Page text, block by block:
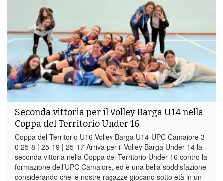
Seconda vittoria per il Volley Barga U14 nella
Coppa del Territorio Under 16
Coppa del Territorio U16 Volley Barga U14-UPC Camaiore 3-
0 25-8 | 25-19 | 25-17 Arriva per il Volley Barga Under 14 la
seconda vittoria nella Coppa del Territorio Under 16 contro la
formazione dell’UPC Camaiore, ed è una bella soddisfazione
considerando che le nostre ragazze giocano sotto età in un